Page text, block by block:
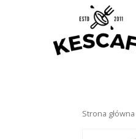
Strona główna